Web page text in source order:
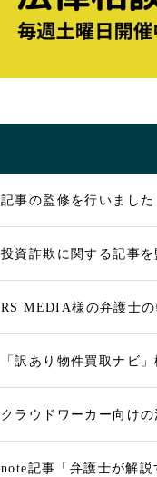
記事の監修を行いました
投資詐欺に関する記事を
RS MEDIA様の弁護士
「訳あり物件買取ナビ
クラウドワーカー向け
note記事「弁護士が解